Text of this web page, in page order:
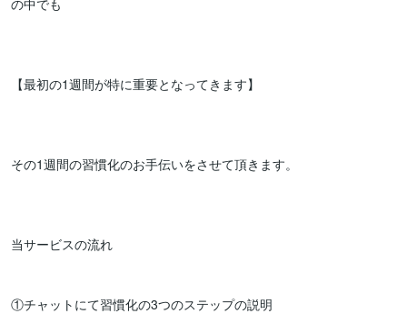
の中でも
【最初の1週間が特に重要となってきます】
その1週間の習慣化のお手伝いをさせて頂きます。
当サービスの流れ
①チャットにて習慣化の3つのステップの説明